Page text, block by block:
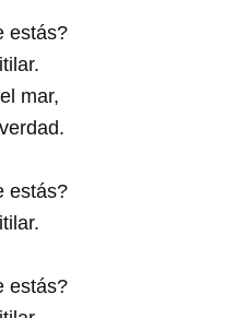
estás?
mar,
estás?
estás?